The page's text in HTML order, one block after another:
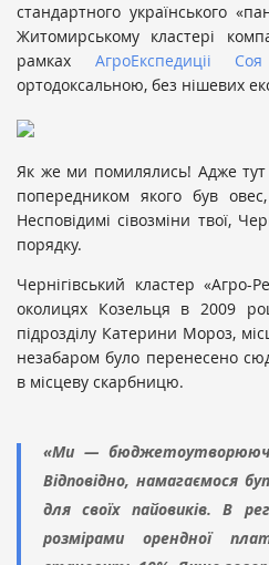
стандартного українського
Житомирському кластері
рамках АгроЕкспедиціі
ортодоксальною, без нішевих
Як же ми помилялись! Адже
попередником якого був
Несповідимі сівозміни твої,
порядку.
Чернігівський кластер
околицях Козельця в 2009
підрозділу Катерини Мороз,
незабаром було перенесено
в місцеву скарбницю.
«Ми —
Відповідно, намагаємося
для своїх пайовиків. В
розмірами орендної